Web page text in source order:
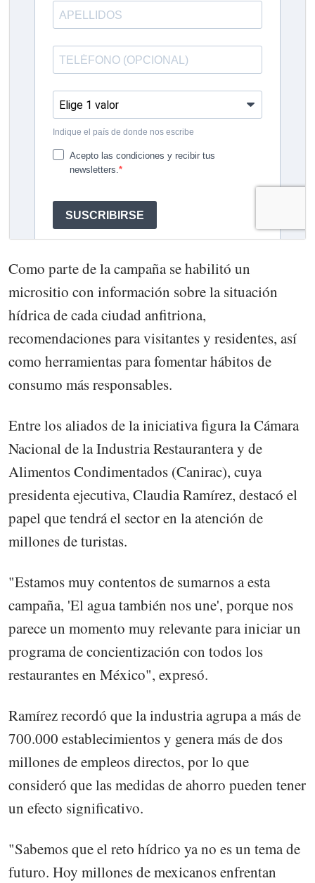
Como parte de la campaña se habilitó un
micrositio con información sobre la situación
hídrica de cada ciudad anfitriona,
recomendaciones para visitantes y residentes, así
como herramientas para fomentar hábitos de
consumo más responsables.
Entre los aliados de la iniciativa figura la Cámara
Nacional de la Industria Restaurantera y de
Alimentos Condimentados (Canirac), cuya
presidenta ejecutiva, Claudia Ramírez, destacó el
papel que tendrá el sector en la atención de
millones de turistas.
"Estamos muy contentos de sumarnos a esta
campaña, 'El agua también nos une', porque nos
parece un momento muy relevante para iniciar un
programa de concientización con todos los
restaurantes en México", expresó.
Ramírez recordó que la industria agrupa a más de
700.000 establecimientos y genera más de dos
millones de empleos directos, por lo que
consideró que las medidas de ahorro pueden tener
un efecto significativo.
"Sabemos que el reto hídrico ya no es un tema de
futuro. Hoy millones de mexicanos enfrentan